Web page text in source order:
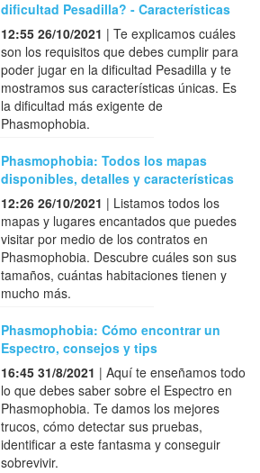
dificultad Pesadilla? - Características
12:55 26/10/2021 | Te explicamos cuáles
son los requisitos que debes cumplir para
poder jugar en la dificultad Pesadilla y te
mostramos sus características únicas. Es
la dificultad más exigente de
Phasmophobia.
Phasmophobia: Todos los mapas
disponibles, detalles y características
12:26 26/10/2021 | Listamos todos los
mapas y lugares encantados que puedes
visitar por medio de los contratos en
Phasmophobia. Descubre cuáles son sus
tamaños, cuántas habitaciones tienen y
mucho más.
Phasmophobia: Cómo encontrar un
Espectro, consejos y tips
16:45 31/8/2021 | Aquí te enseñamos todo
lo que debes saber sobre el Espectro en
Phasmophobia. Te damos los mejores
trucos, cómo detectar sus pruebas,
identificar a este fantasma y conseguir
sobrevivir.